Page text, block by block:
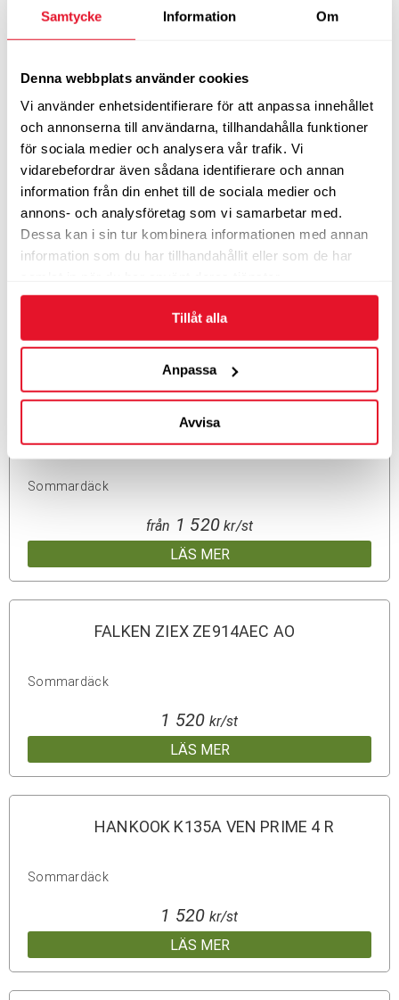
Samtycke Information Om
Denna webbplats använder cookies
Vi använder enhetsidentifierare för att anpassa innehållet
och annonserna till användarna, tillhandahålla funktioner
för sociala medier och analysera vår trafik. Vi
vidarebefordrar även sådana identifierare och annan
information från din enhet till de sociala medier och
annons- och analysföretag som vi samarbetar med.
Dessa kan i sin tur kombinera informationen med annan
information som du har tillhandahållit eller som de har
Tillåt alla
Anpassa
Avvisa
CONTINENTAL PREMIUM CONT 6 FR
LÄS MER
1 520kr/st
Continental PremiumContact6 EVc
CRM
1 520
Sommardäck
LÄS MER
från 1 520kr/st
FALKEN ZIEX ZE914AEC AO
Sommardäck
LÄS MER
1 520 kr/st
HANKOOK K135A VEN PRIME 4 R
Sommardäck
LÄS MER
1 520 kr/st